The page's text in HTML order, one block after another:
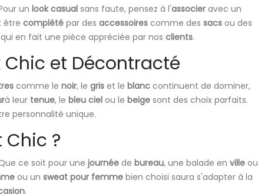
un look casualsans faute, pensez à l'associeravec un
complétépar des accessoirescomme des sacsou des
en fait une pièce appréciée par nos clients.
Chic et Décontracté
comme le noir, le griset le blanccontinuent de dominer,
à leur tenue, le bleu cielou le beigesont des choix parfaits.
personnalité unique.
Chic ?
ce soit pour une journéede bureau, une balade en villeou
ou un sweat pour femmebien choisi saura s'adapter à la
.